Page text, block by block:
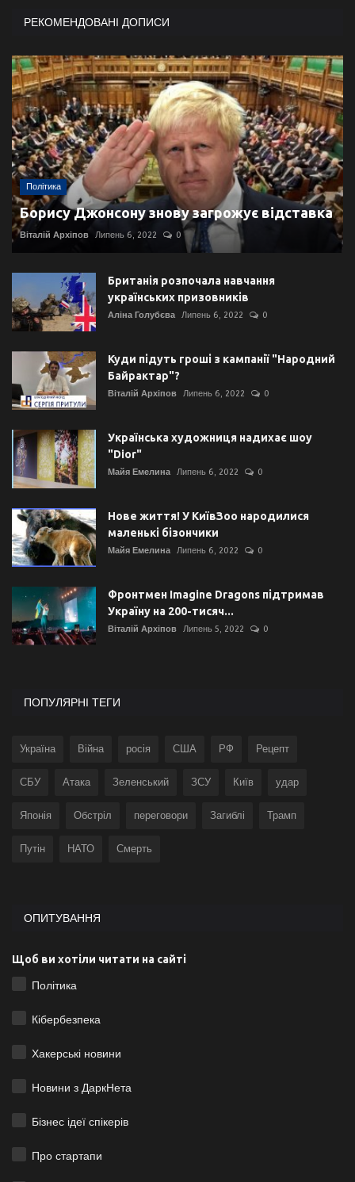
РЕКОМЕНДОВАНІ ДОПИСИ
Політика
Борису Джонсону знову загрожує відставка
Віталій Архіпов Липень 6, 2022 0
Британія розпочала навчання
українських призовників
Аліна Голубєва Липень 6, 2022 0
Куди підуть гроші з кампанії "Народний
Байрактар"?
Віталій Архіпов Липень 6, 2022 0
Українська художниця надихає шоу
"Dior"
Майя Емелина Липень 6, 2022 0
Нове життя! У КиївЗоо народилися
маленькі бізончики
Майя Емелина Липень 6, 2022 0
Фронтмен Imagine Dragons підтримав
Україну на 200-тисяч...
Віталій Архіпов Липень 5, 2022 0
ПОПУЛЯРНІ ТЕГИ
Україна Війна росія США РФ Рецепт
СБУ Атака Зеленський ЗСУ Київ удар
Японія Обстріл переговори Загиблі Трамп
Путін НАТО Смерть
ОПИТУВАННЯ
Щоб ви хотіли читати на сайті
Політика
Кібербезпека
Хакерські новини
Новини з ДаркНета
Бізнес ідеї спікерів
Про стартапи